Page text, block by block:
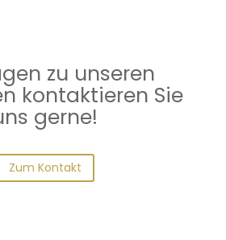
zu unseren
kontaktieren Sie
gerne!
Zum Kontakt